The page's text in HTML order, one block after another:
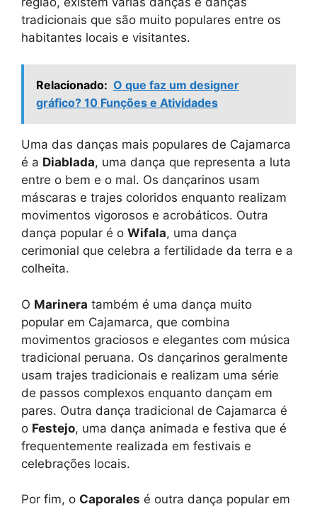
tradicionais que são muito populares entre os
habitantes locais e visitantes.
Relacionado: O que faz um designer
gráfico? 10 Funções e Atividades
Uma das danças mais populares de Cajamarca
é a Diablada, uma dança que representa a luta
entre o bem e o mal. Os dançarinos usam
máscaras e trajes coloridos enquanto realizam
movimentos vigorosos e acrobáticos. Outra
dança popular é o Wifala, uma dança
cerimonial que celebra a fertilidade da terra e a
colheita.
O Marinera também é uma dança muito
popular em Cajamarca, que combina
movimentos graciosos e elegantes com música
tradicional peruana. Os dançarinos geralmente
usam trajes tradicionais e realizam uma série
de passos complexos enquanto dançam em
pares. Outra dança tradicional de Cajamarca é
o Festejo, uma dança animada e festiva que é
frequentemente realizada em festivais e
celebrações locais.
Por fim, o Caporales é outra dança popular em